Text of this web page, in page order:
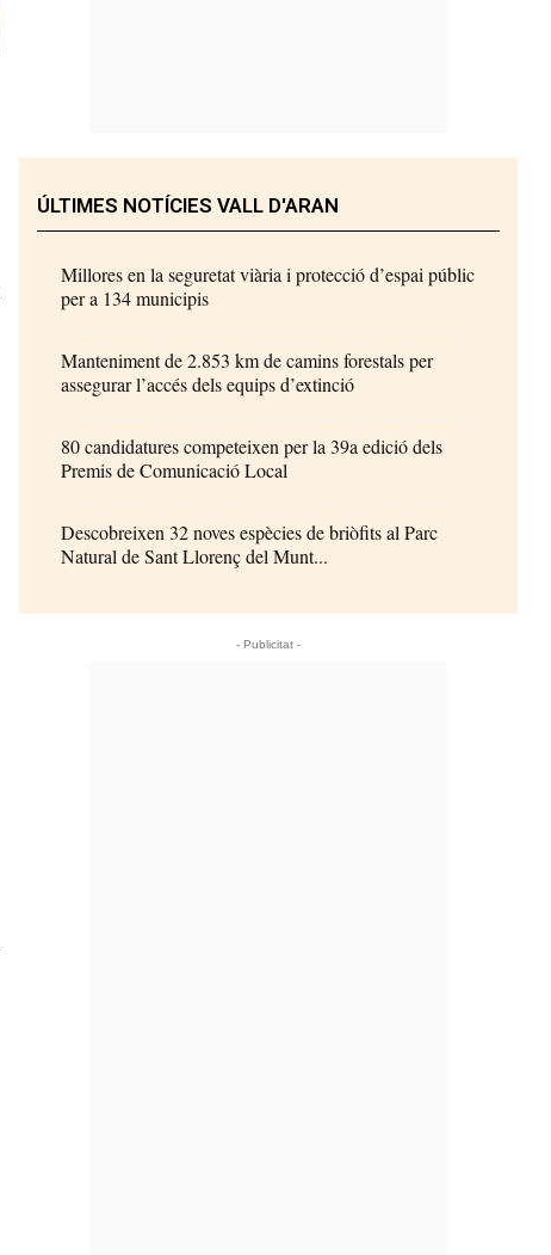
ÚLTIMES NOTÍCIES VALL D'ARAN
Millores en la seguretat viària i protecció d’espai públic
per a 134 municipis
Manteniment de 2.853 km de camins forestals per
assegurar l’accés dels equips d’extinció
80 candidatures competeixen per la 39a edició dels
Premis de Comunicació Local
Descobreixen 32 noves espècies de briòfits al Parc
Natural de Sant Llorenç del Munt...
- Publicitat -